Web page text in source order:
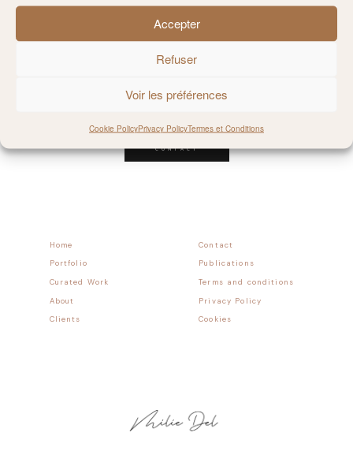
Accepter
Refuser
Voir les préférences
Cookie PolicyPrivacy PolicyTermes et Conditions
Contact
Home
Publications
Portfolio
Terms and conditions
Curated Work
CONTACT
Privacy Policy
About
Cookies
Clients